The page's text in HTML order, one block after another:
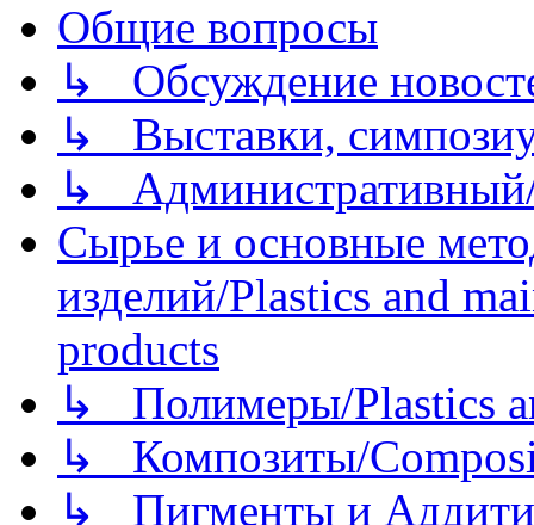
Общие вопросы
↳ Обсуждение
↳ Выставки,
↳
Сырье и основные
изделий/Plastics and
products
↳ Полимеры/Plastics
↳ Композиты/
↳ Пигменты и